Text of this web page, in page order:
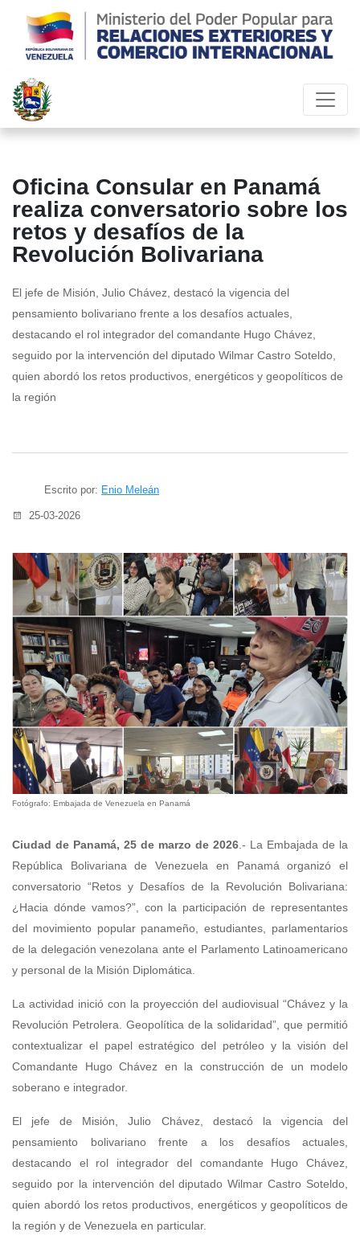
Oficina Consular en Panamá
realiza conversatorio sobre los
retos y desafíos de la
Revolución Bolivariana
El jefe de Misión, Julio Chávez, destacó la vigencia del
pensamiento bolivariano frente a los desafíos actuales,
destacando el rol integrador del comandante Hugo Chávez,
seguido por la intervención del diputado Wilmar Castro Soteldo,
quien abordó los retos productivos, energéticos y geopolíticos de
la región
Escrito por: Enio Meleán
25-03-2026
Fotógrafo: Embajada de Venezuela en Panamá
Ciudad de Panamá, 25 de marzo de 2026 .- La Embajada de la
República Bolivariana de Venezuela en Panamá organizó el
conversatorio “Retos y Desafíos de la Revolución Bolivariana:
¿Hacia dónde vamos?”, con la participación de representantes
del movimiento popular panameño, estudiantes, parlamentarios
de la delegación venezolana ante el Parlamento Latinoamericano
y personal de la Misión Diplomática.
La actividad inició con la proyección del audiovisual “Chávez y la
Revolución Petrolera. Geopolítica de la solidaridad”, que permitió
contextualizar el papel estratégico del petróleo y la visión del
Comandante Hugo Chávez en la construcción de un modelo
soberano e integrador.
El jefe de Misión, Julio Chávez, destacó la vigencia del
pensamiento bolivariano frente a los desafíos actuales,
destacando el rol integrador del comandante Hugo Chávez,
seguido por la intervención del diputado Wilmar Castro Soteldo,
quien abordó los retos productivos, energéticos y geopolíticos de
la región y de Venezuela en particular.